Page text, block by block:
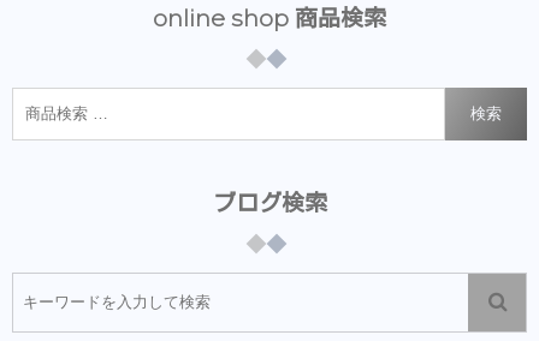
online shop 商品検索
検索
ブログ検索